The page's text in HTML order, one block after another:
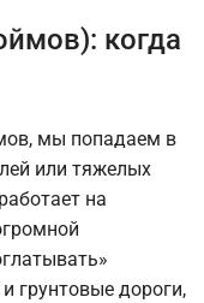
когда
мы попадаем в
или тяжелых
на
грунтовые дороги,